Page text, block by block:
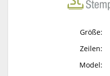
Größe:
Zeilen:
Model: